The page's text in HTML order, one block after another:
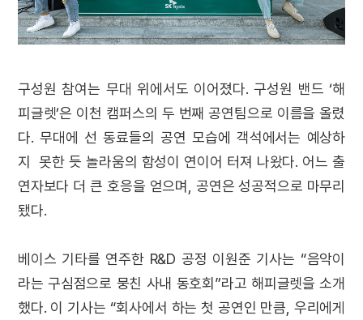
구성원 참여는 무대 위에서도 이어졌다. 구성원 밴드 ‘해
피글렛’은 이천 캠퍼스의 두 번째 공연팀으로 이름을 올렸
다. 무대에 선 동료들의 공연 모습에 객석에서는 예상하
지 못한 듯 놀라움의 함성이 연이어 터져 나왔다. 어느 출
연자보다 더 큰 호응을 얻으며, 공연은 성공적으로 마무리
됐다.
베이스 기타를 연주한 R&D 공정 이원준 기사는 “음악이
라는 구심점으로 뭉친 사내 동호회”라고 해피글렛을 소개
했다. 이 기사는 “회사에서 하는 첫 공연인 만큼, 우리에게